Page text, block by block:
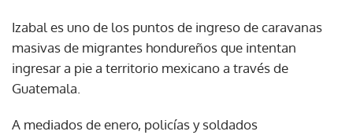
Izabal es uno de los puntos de ingreso de caravanas
masivas de migrantes hondureños que intentan
ingresar a pie a territorio mexicano a través de
Guatemala.
A mediados de enero, policías y soldados